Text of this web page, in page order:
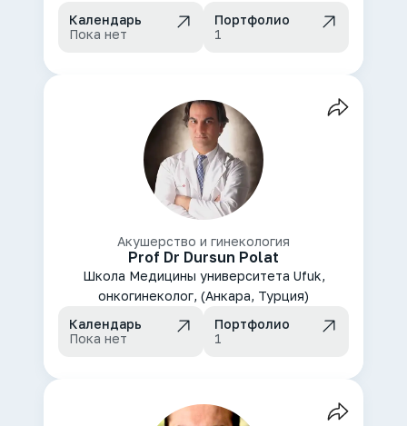
Календарь
Пока нет
Портфолио
1
Акушерство и гинекология
Prof Dr Dursun Polat
Школа Медицины университета Ufuk,
онкогинеколог, (Анкара, Турция)
Календарь
Пока нет
Портфолио
1